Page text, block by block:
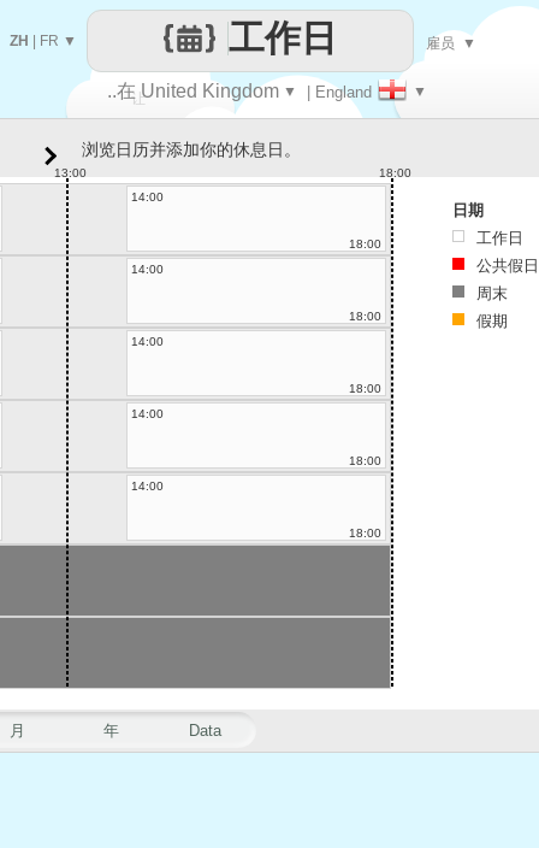
让
每一天
..在 United Kingdom ▼ | England ▼
工作日
ZH FR ▼ 雇员 ▼
月 年 Data
浏览日历并添加你的休息日。
13:00
18:00
14:00
18:00
14:00
18:00
14:00
18:00
14:00
18:00
14:00
18:00
日期
工作日
公共假日
周末
假期